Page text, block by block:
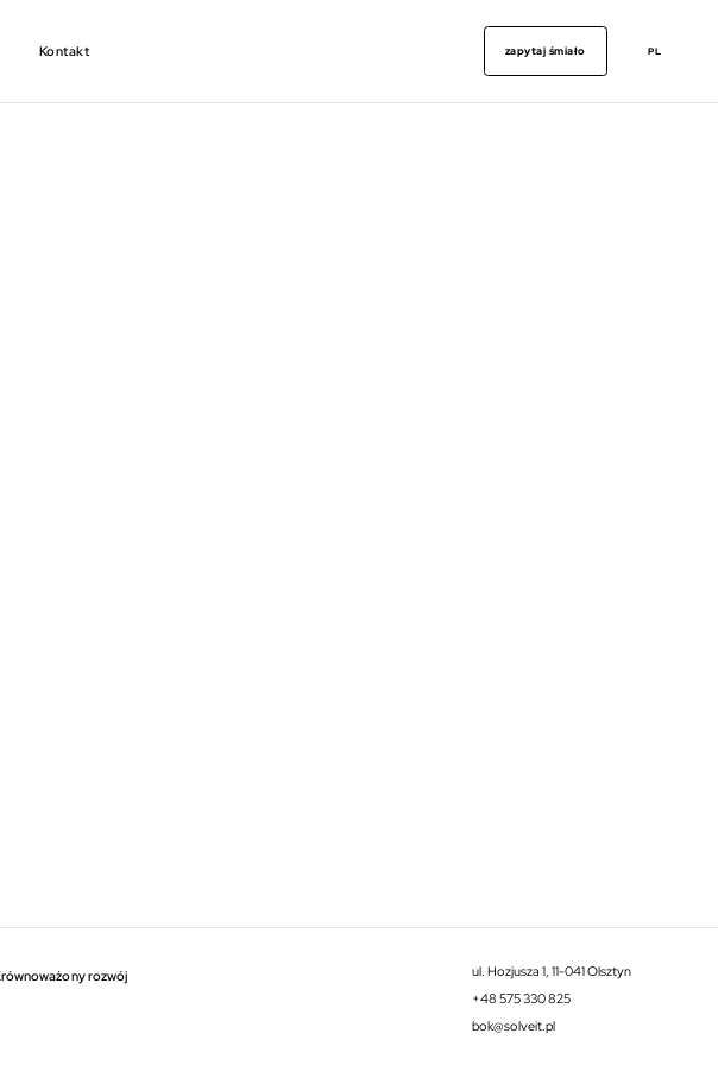
Kontakt zapytaj śmiało PL
zrównoważony rozwój
ul. Hozjusza 1, 11-041 Olsztyn
+48 575 330 825
bok@solveit.pl